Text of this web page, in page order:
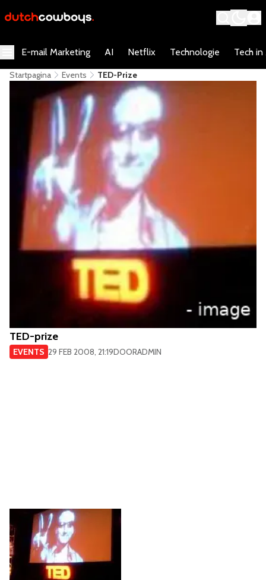
E-mail Marketing AI Netflix Technologie Tech in
Startpagina Events TED-Prize
TED-prize
EVENTS 29 FEB 2008, 21:19DOORADMIN